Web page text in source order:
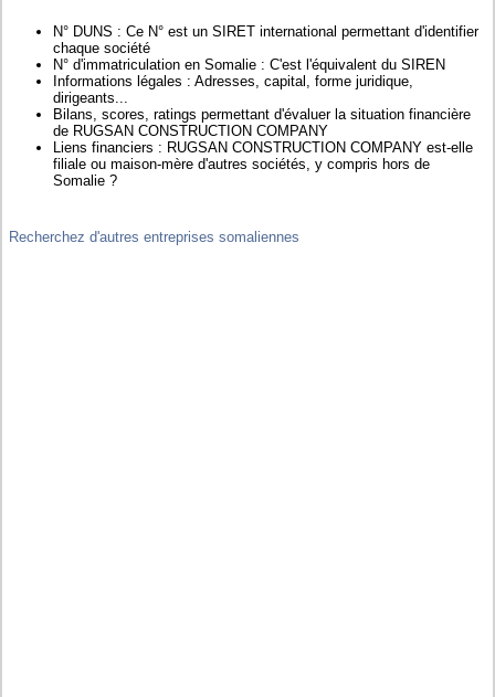
N° DUNS : Ce N° est un SIRET international permettant d'identifier
chaque société
N° d'immatriculation en Somalie : C'est l'équivalent du SIREN
Informations légales : Adresses, capital, forme juridique,
dirigeants...
Bilans, scores, ratings permettant d'évaluer la situation financière
de RUGSAN CONSTRUCTION COMPANY
Liens financiers : RUGSAN CONSTRUCTION COMPANY est-elle
filiale ou maison-mère d'autres sociétés, y compris hors de
Somalie ?
Recherchez d'autres entreprises somaliennes